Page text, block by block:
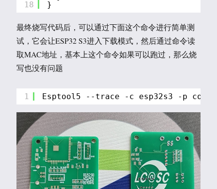
18
}
最终烧写代码后，可以通过下面这个命令进行简单测
试，它会让ESP32 S3进入下载模式，然后通过命令读
取MAC地址，基本上这个命令如果可以跑过，那么烧
写也没有问题
1 Esptool5 --trace -c esp32s3 -p com19